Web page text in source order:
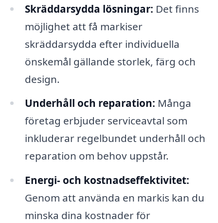
Skräddarsydda lösningar: Det finns
möjlighet att få markiser
skräddarsydda efter individuella
önskemål gällande storlek, färg och
design.
Underhåll och reparation: Många
företag erbjuder serviceavtal som
inkluderar regelbundet underhåll och
reparation om behov uppstår.
Energi- och kostnadseffektivitet:
Genom att använda en markis kan du
minska dina kostnader för